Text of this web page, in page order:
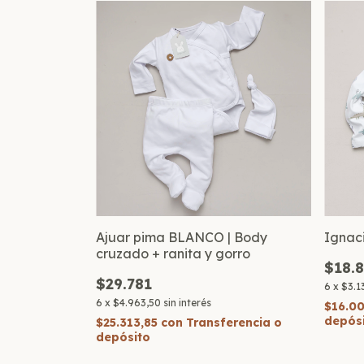
Ajuar pima BLANCO | Body
cruzado + ranita y gorro
$29.781
6 x $4.963,50 sin interés
$25.313,85 con Transferencia o
depósito
6 x